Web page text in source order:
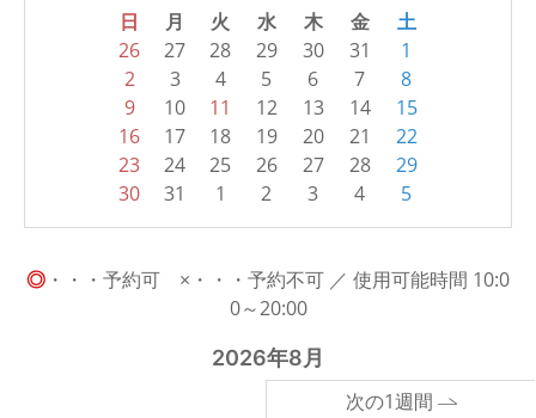
日 月 火 水 木 金 土
26 27 28 29 30 31
1
2
3 4 5 6 7
8
9
10 11 12 13 14
15
16
17 18 19 20 21
22
23
24 25 26 27 28
29
30
31 1 2 3 4 5
◎ ・・・予約可 ×・・・予約不可 ／ 使用可能時間 10:0
0～20:00
2026年8月
次の1週間